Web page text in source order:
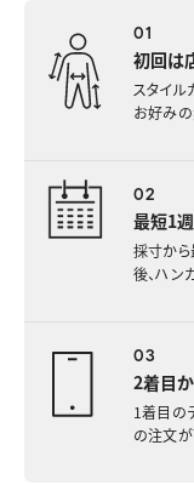
01
初回は
スタイル
お好みの
02
最短1
採寸から
後、ハン
03
2着目
1着目の
の注文が